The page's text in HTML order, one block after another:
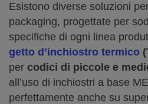
Esistono diverse soluzioni
packaging, progettate per
specifiche di ogni linea
getto d’inchiostro termico
per codici di piccole e
all’uso di inchiostri a base
perfettamente anche su